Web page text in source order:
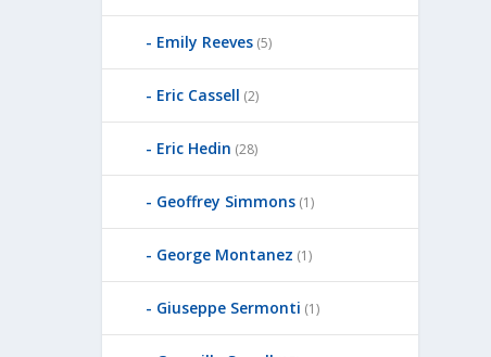
Emily Reeves (5)
Eric Cassell (2)
Eric Hedin (28)
Geoffrey Simmons (1)
George Montanez (1)
Giuseppe Sermonti (1)